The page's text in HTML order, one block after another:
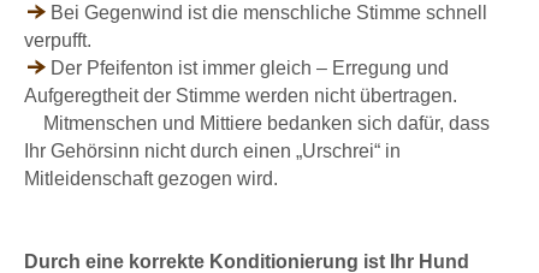
Bei Gegenwind ist die menschliche Stimme schnell
verpufft.
Der Pfeifenton ist immer gleich – Erregung und
Aufgeregtheit der Stimme werden nicht übertragen.
Mitmenschen und Mittiere bedanken sich dafür, dass
Ihr Gehörsinn nicht durch einen „Urschrei“ in
Mitleidenschaft gezogen wird.
Durch eine korrekte Konditionierung ist Ihr Hund